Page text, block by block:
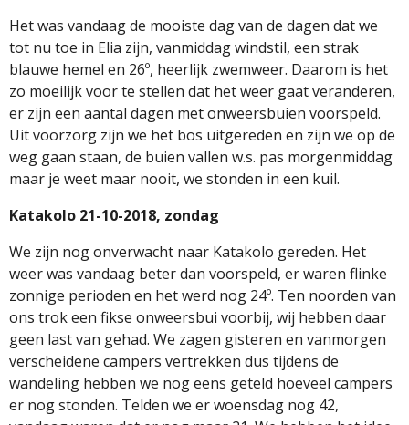
Het was vandaag de mooiste dag van de dagen dat we
tot nu toe in Elia zijn, vanmiddag windstil, een strak
blauwe hemel en 26º, heerlijk zwemweer. Daarom is het
zo moeilijk voor te stellen dat het weer gaat veranderen,
er zijn een aantal dagen met onweersbuien voorspeld.
Uit voorzorg zijn we het bos uitgereden en zijn we op de
weg gaan staan, de buien vallen w.s. pas morgenmiddag
maar je weet maar nooit, we stonden in een kuil.
Katakolo 21-10-2018, zondag
We zijn nog onverwacht naar Katakolo gereden. Het
weer was vandaag beter dan voorspeld, er waren flinke
zonnige perioden en het werd nog 24º. Ten noorden van
ons trok een fikse onweersbui voorbij, wij hebben daar
geen last van gehad. We zagen gisteren en vanmorgen
verscheidene campers vertrekken dus tijdens de
wandeling hebben we nog eens geteld hoeveel campers
er nog stonden. Telden we er woensdag nog 42,